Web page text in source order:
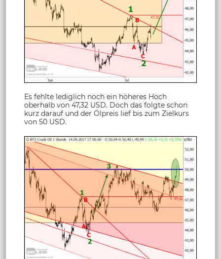
Es fehlte lediglich noch ein höheres Hoch
oberhalb von 47,32 USD. Doch das folgte schon
kurz darauf und der Ölpreis lief bis zum Zielkurs
von 50 USD.